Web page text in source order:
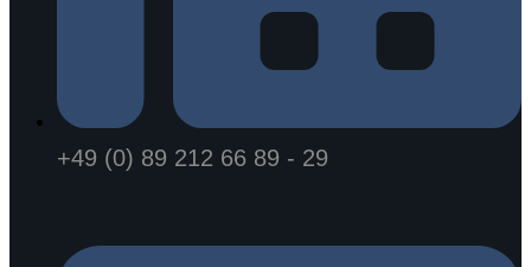
+49 (0) 89 212 66 89 - 29